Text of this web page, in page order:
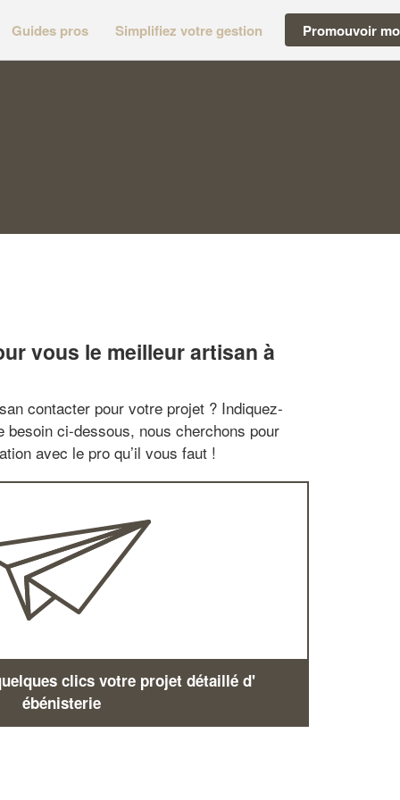
Guides pros Simplifiez votre gestion Promouvoir
vous le meilleur artisan à
contacter pour votre projet ? Indiquez-
besoin ci-dessous, nous cherchons pour
avec le pro qu’il vous faut !
clics votre projet détaillé d'
ébénisterie